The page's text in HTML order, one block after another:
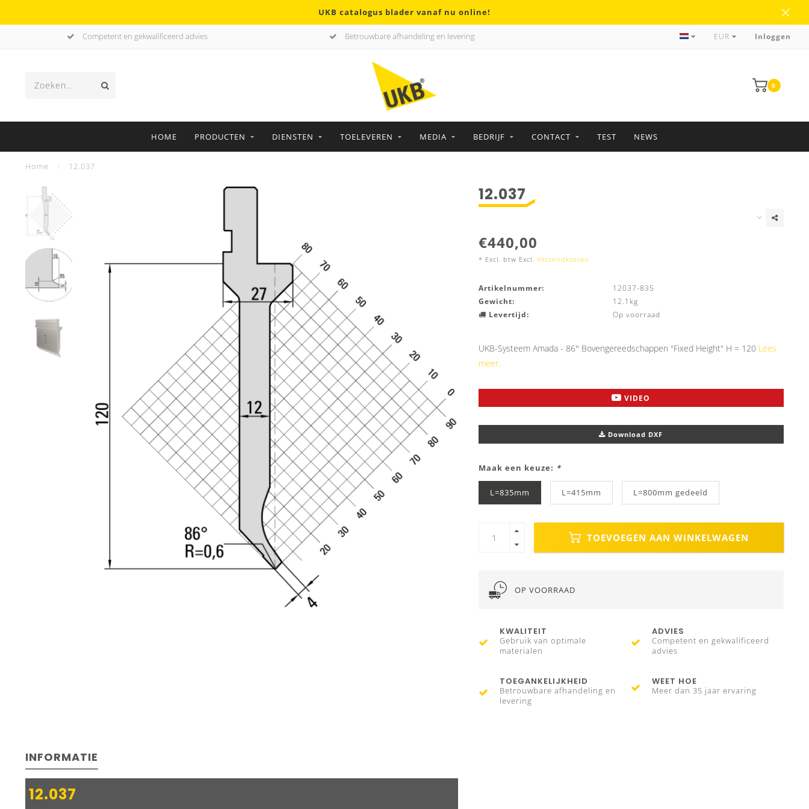
UKB catalogus blader vanaf nu online!
Competent en gekwalificeerd advies Betrouwbare afhandeling en levering Meer dan 35 jaar ervaringEUR Inloggen
0
HOME PRODUCTEN DIENSTEN TOELEVEREN MEDIA BEDRIJF CONTACT TEST NEWS
Home 12.037
12.037
€440,00
* Excl. btw Excl. Verzendkosten
Artikelnummer:
12037-835
Gewicht:
12.1kg
Levertijd:
Op voorraad
UKB-Systeem Amada - 86° Bovengereedschappen "Fixed Height" H = 120 Lees
meer..
VIDEO
Download DXF
Maak een keuze: *
L=835mm L=415mm L=800mm gedeeld
TOEVOEGEN AAN WINKELWAGEN
OP VOORRAAD
KWALITEIT
Gebruik van optimale
materialen
ADVIES
Competent en gekwalificeerd
advies
TOEGANKELIJKHEID
Betrouwbare afhandeling en
levering
WEET HOE
Meer dan 35 jaar ervaring
INFORMATIE
12.037